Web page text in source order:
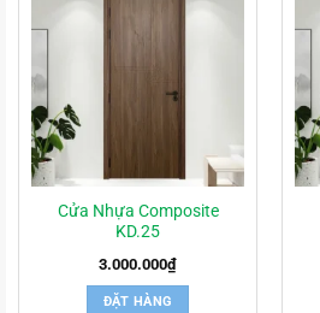
Cửa Nhựa Composite
KD.25
3.000.000₫
ĐẶT HÀNG